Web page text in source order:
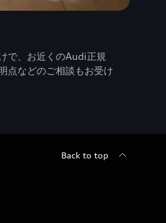
で、お近くのAudi正規
点などのご相談もお受け
Back to top